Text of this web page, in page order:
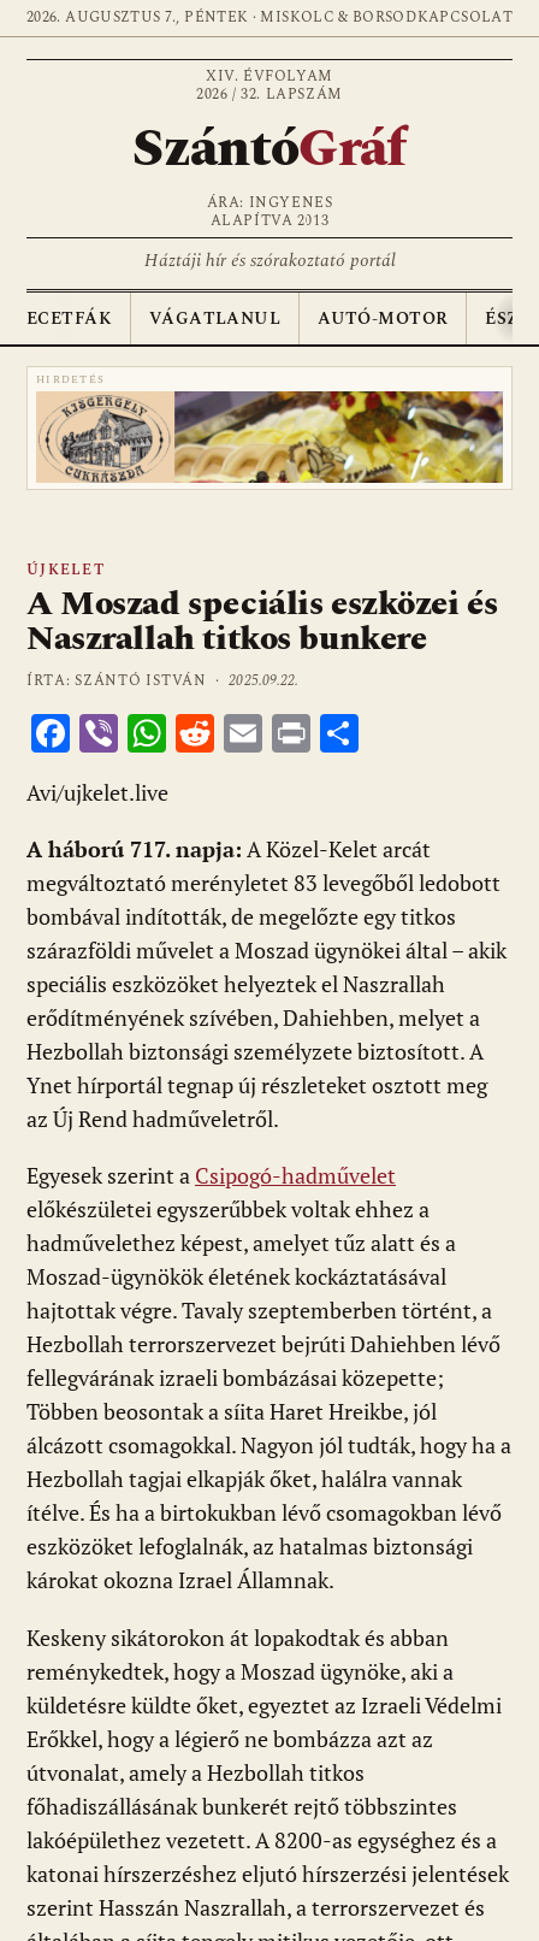
2026. AUGUSZTUS 7., PÉNTEK · MISKOLC & BORSODKAPCSOLAT
XIV. ÉVFOLYAM
2026 / 32. LAPSZÁM
SzántóGráf
ÁRA: INGYENES
ALAPÍTVA 2013
Háztáji hír és szórakoztató portál
ECETFÁK VÁGATLANUL AUTÓ-MOTOR
HIRDETÉS
ÚJKELET
A Moszad speciális eszközei és
Naszrallah titkos bunkere
ÍRTA: SZÁNTÓ ISTVÁN ·2025.09.22.
F
ac
e
b
o
o
k
Vi
b
er
W
at
s
A
p
p
R
di
t
E
l
Pr
m
e
g
Avi/ujkelet.live
A háború 717. napja: A Közel-Kelet arcát
megváltoztató merényletet 83 levegőből ledobott
bombával indították, de megelőzte egy titkos
szárazföldi művelet a Moszad ügynökei által – akik
speciális eszközöket helyeztek el Naszrallah
erődítményének szívében, Dahiehben, melyet a
Hezbollah biztonsági személyzete biztosított. A
Ynet hírportál tegnap új részleteket osztott meg
az Új Rend hadműveletről.
Egyesek szerint a Csipogó-hadművelet
előkészületei egyszerűbbek voltak ehhez a
hadművelethez képest, amelyet tűz alatt és a
Moszad-ügynökök életének kockáztatásával
hajtottak végre. Tavaly szeptemberben történt, a
Hezbollah terrorszervezet bejrúti Dahiehben lévő
fellegvárának izraeli bombázásai közepette;
Többen beosontak a síita Haret Hreikbe, jól
álcázott csomagokkal. Nagyon jól tudták, hogy ha a
Hezbollah tagjai elkapják őket, halálra vannak
ítélve. És ha a birtokukban lévő csomagokban lévő
eszközöket lefoglalnák, az hatalmas biztonsági
károkat okozna Izrael Államnak.
Keskeny sikátorokon át lopakodtak és abban
reménykedtek, hogy a Moszad ügynöke, aki a
küldetésre küldte őket, egyeztet az Izraeli Védelmi
Erőkkel, hogy a légierő ne bombázza azt az
útvonalat, amely a Hezbollah titkos
főhadiszállásának bunkerét rejtő többszintes
lakóépülethez vezetett. A 8200-as egységhez és a
katonai hírszerzéshez eljutó hírszerzési jelentések
szerint Hasszán Naszrallah, a terrorszervezet és